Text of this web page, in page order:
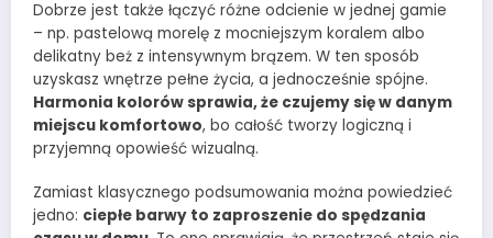
Dobrze jest także łączyć różne odcienie w jednej gamie
– np. pastelową morelę z mocniejszym koralem albo
delikatny beż z intensywnym brązem. W ten sposób
uzyskasz wnętrze pełne życia, a jednocześnie spójne.
Harmonia kolorów sprawia, że czujemy się w danym
miejscu komfortowo, bo całość tworzy logiczną i
przyjemną opowieść wizualną.
Zamiast klasycznego podsumowania można powiedzieć
jedno: ciepłe barwy to zaproszenie do spędzania